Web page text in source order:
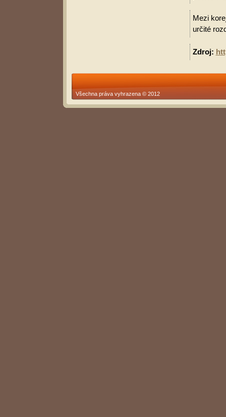
Mezi
určité
Zdroj:
Všechna práva vyhrazena © 2012